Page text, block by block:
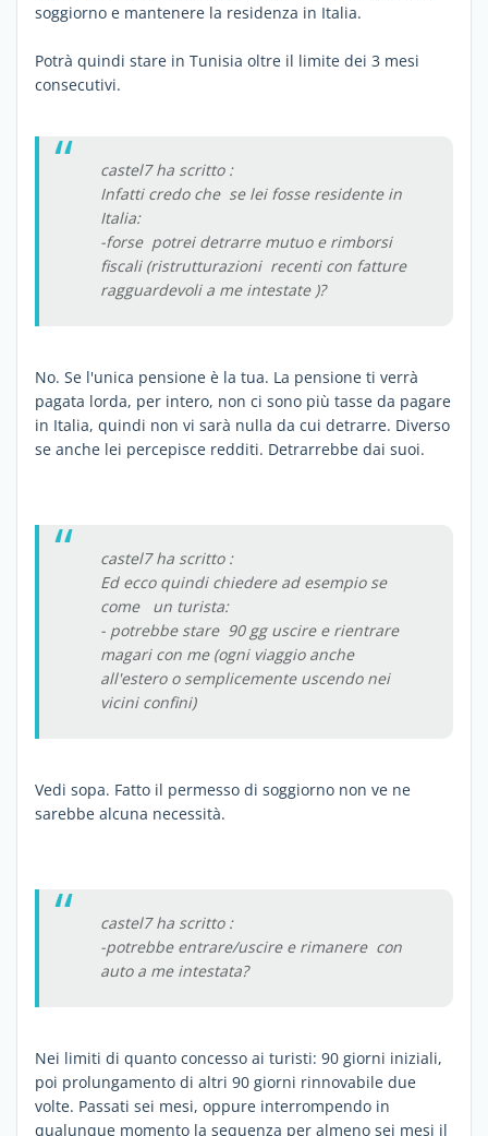
soggiorno e mantenere la residenza in Italia.
Potrà quindi stare in Tunisia oltre il limite dei 3 mesi
consecutivi.
castel7 ha scritto :
Infatti credo che se lei fosse residente in
Italia:
-forse potrei detrarre mutuo e rimborsi
fiscali (ristrutturazioni recenti con fatture
ragguardevoli a me intestate )?
No. Se l'unica pensione è la tua. La pensione ti verrà
pagata lorda, per intero, non ci sono più tasse da pagare
in Italia, quindi non vi sarà nulla da cui detrarre. Diverso
se anche lei percepisce redditi. Detrarrebbe dai suoi.
castel7 ha scritto :
Ed ecco quindi chiedere ad esempio se
come un turista:
- potrebbe stare 90 gg uscire e rientrare
magari con me (ogni viaggio anche
all'estero o semplicemente uscendo nei
vicini confini)
Vedi sopa. Fatto il permesso di soggiorno non ve ne
sarebbe alcuna necessità.
castel7 ha scritto :
-potrebbe entrare/uscire e rimanere con
auto a me intestata?
Nei limiti di quanto concesso ai turisti: 90 giorni iniziali,
poi prolungamento di altri 90 giorni rinnovabile due
volte. Passati sei mesi, oppure interrompendo in
qualunque momento la sequenza per almeno sei mesi il